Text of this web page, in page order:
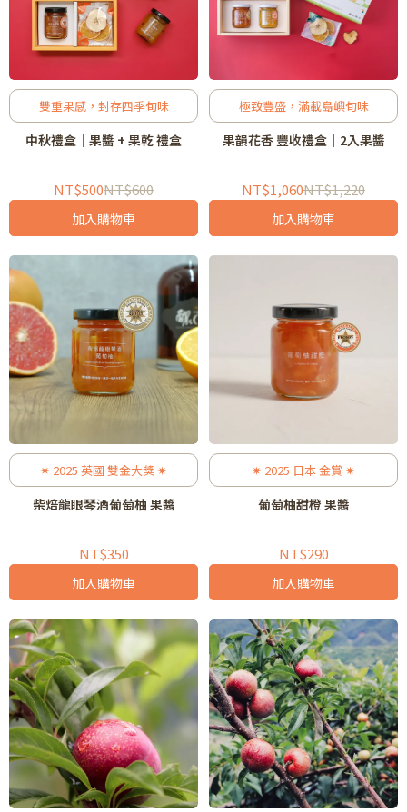
雙重果感，封存四季旬味
中秋禮盒｜果醬 + 果乾 禮盒
NT$500NT$600
加入購物車
極致豐盛，滿載島嶼旬味
果韻花香 豐收禮盒｜2入果醬
NT$1,060NT$1,220
加入購物車
✷ 2025 英國 雙金大獎 ✷
柴焙龍眼琴酒葡萄柚 果醬
NT$350
加入購物車
✷ 2025 日本 金賞 ✷
葡萄柚甜橙 果醬
NT$290
加入購物車